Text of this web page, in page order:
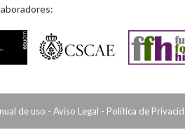
de uso - Aviso Legal - Política de